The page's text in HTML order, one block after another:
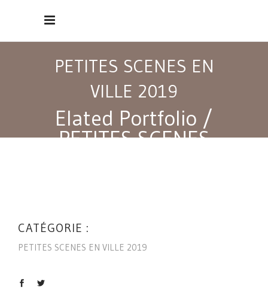
PETITES SCENES EN
VILLE 2019
Elated Portfolio /
PETITES SCENES
CATÉGORIE :
PETITES SCENES EN VILLE 2019